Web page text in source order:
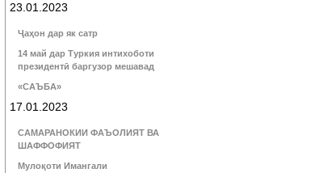
23.01.2023
Ҷаҳон дар як сатр
14 май дар Туркия интихоботи
президентӣ баргузор мешавад
«САЪБА»
17.01.2023
САМАРАНОКИИ ФАЪОЛИЯТ ВА
ШАФФОФИЯТ
Мулоқоти Имангали